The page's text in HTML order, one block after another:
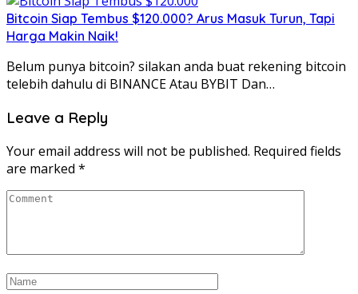
Bitcoin Siap Tembus $120.000? Arus Masuk Turun, Tapi
Harga Makin Naik!
Belum punya bitcoin? silakan anda buat rekening bitcoin
telebih dahulu di BINANCE Atau BYBIT Dan…
Leave a Reply
Your email address will not be published. Required fields
are marked *